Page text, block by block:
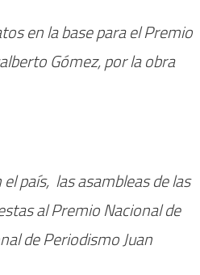
en la base para el Premio
Gómez, por la obra
país, las asambleas de las
al Premio Nacional de
de Periodismo Juan